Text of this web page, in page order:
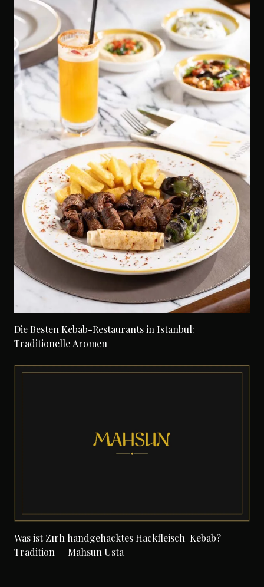
Die Besten Kebab-Restaurants in Istanbul:
Traditionelle Aromen
Was ist Zırh handgehacktes Hackfleisch-Kebab?
Tradition — Mahsun Usta